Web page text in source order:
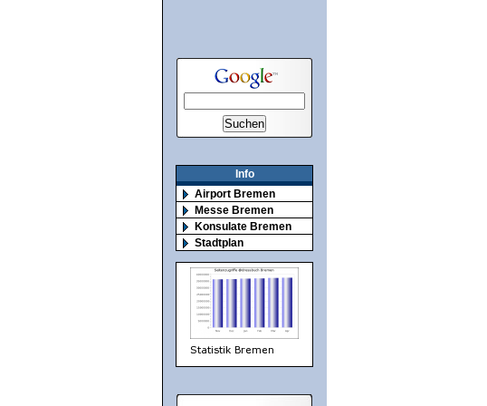
Info
Airport Bremen
Messe Bremen
Konsulate Bremen
Stadtplan